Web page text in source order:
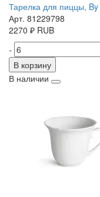
Тарелка для пиццы,
Арт. 81229798
2270 ₽ RUB
-
В корзину
В наличии